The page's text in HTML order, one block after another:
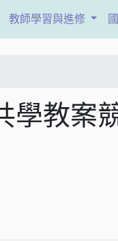
教師學習與進修
學教案